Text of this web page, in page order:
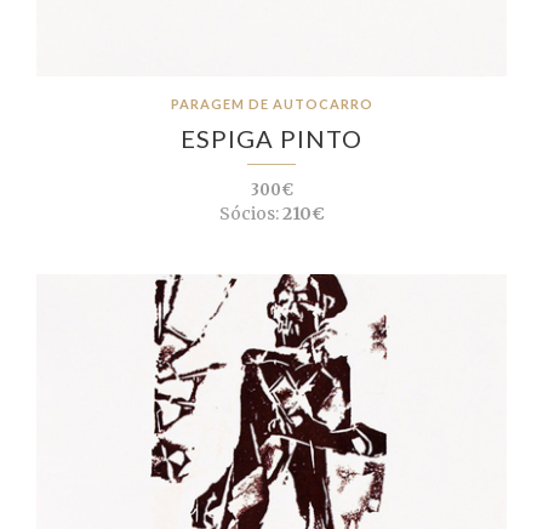
PARAGEM DE AUTOCARRO
ESPIGA PINTO
300€
Sócios:210€